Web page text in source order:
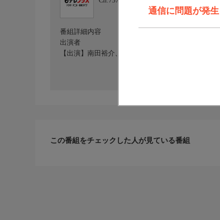
通信に問題が発
番組詳細内容
出演者
【出演】南田裕介、瀧野由美子、岡安章介（ななめ
この番組をチェックした人が見ている番組